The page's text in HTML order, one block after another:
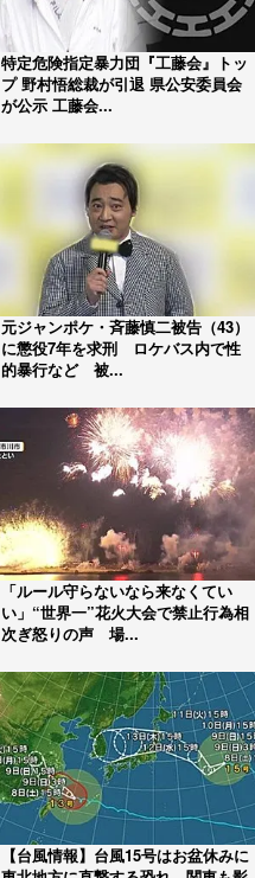
特定危険指定暴力団『工藤会』トッ
プ 野村悟総裁が引退 県公安委員会
が公示 工藤会...
元ジャンポケ・斉藤慎二被告（43）
に懲役7年を求刑 ロケバス内で性
的暴行など 被...
「ルール守らないなら来なくてい
い」“世界一”花火大会で禁止行為相
次ぎ怒りの声 場...
【台風情報】台風15号はお盆休みに